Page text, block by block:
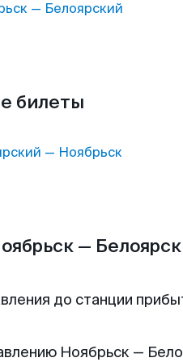
— Белоярский
билеты
— Ноябрьск
—
до станции
Ноябрьск —